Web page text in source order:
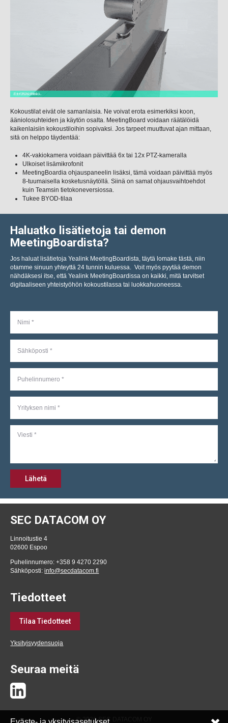
Kokoustilat eivät ole samanlaisia. Ne voivat erota esimerkiksi koon,
ääniolosuhteiden ja käytön osalta. MeetingBoard voidaan räätälöidä
kaikenlaisiin kokoustiloihin sopivaksi. Jos tarpeet muuttuvat ajan mittaan,
sitä on helppo täydentää:
4K-vakiokamera voidaan päivittää 6x tai 12x PTZ-kameralla
Ulkoiset lisämikrofonit
MeetingBoardia ohjauspaneelin lisäksi, tämä voidaan päivittää myös
8-tuumaisella kosketusnäytöllä. Siinä on samat ohjausvaihtoehdot
kuin Teamsin tietokoneversiossa.
Tukee BYOD-tilaa
Haluatko lisätietoja tai demon
MeetingBoardista?
Jos haluat lisätietoja Yealink MeetingBoardista, täytä lomake tästä, niin
otamme sinuun yhteyttä 24 tunnin kuluessa. Voit myös pyytää demon
nähdäksesi itse, että Yealink MeetingBoardissa on kaikki, mitä tarvitset
digitaaliseen yhteistyöhön kokoustilassa tai luokkahuoneessa.
Lähetä
SEC DATACOM OY
Linnoitustie 4
02600 Espoo
Puhelinnumero: +358 9 4270 2290
Sähköposti:info@secdatacom.fi
Tiedotteet
Tilaa Tiedotteet
Yksityisyydensuoja
Seuraa meitä
© 2026 SEC DATACOM OY